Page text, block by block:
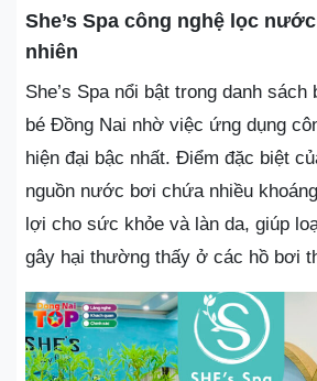
She’s Spa công nghệ lọc
nhiên
She’s Spa nổi bật trong danh
bé Đồng Nai nhờ việc ứng dụng
hiện đại bậc nhất. Điểm đặc biệt
nguồn nước bơi chứa nhiều
lợi cho sức khỏe và làn da, giúp
gây hại thường thấy ở các hồ bơi